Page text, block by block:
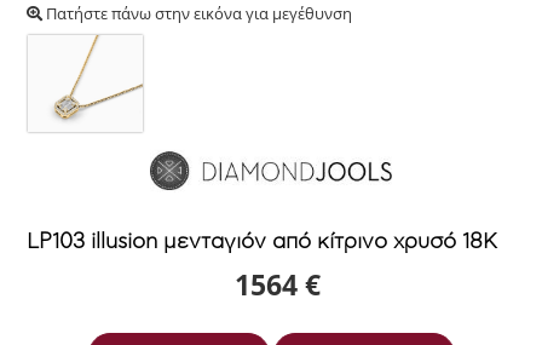
Πατήστε πάνω στην εικόνα για μεγέθυνση
LP103 illusion μενταγιόν από κίτρινο χρυσό 18Κ
1564 €